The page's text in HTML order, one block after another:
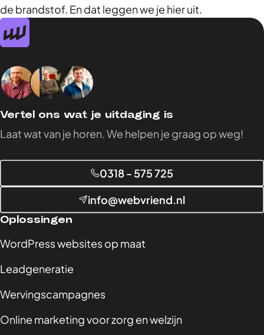
de brandstof. En dat leggen we je hier uit.
Vertel ons wat je uitdaging is
Laat wat van je horen. We helpen je graag op weg!
0318 - 575 725
info@webvriend.nl
Oplossingen
WordPress websites op maat
Leadgeneratie
Wervingscampagnes
Online marketing voor zorg en welzijn